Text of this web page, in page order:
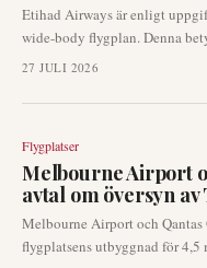
Etihad Airways är enligt
wide-body flygplan. Denna
på denna månads
långdistanskapacitet och
27 JULI 2026
Flygplatser
Melbourne Airport
avtal om översyn
Melbourne Airport och
flygplatsens utbyggnad för